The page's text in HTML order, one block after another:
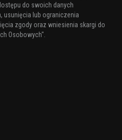
do swoich danych
usunięcia lub ograniczenia
zgody oraz wniesienia skargi do
Osobowych".